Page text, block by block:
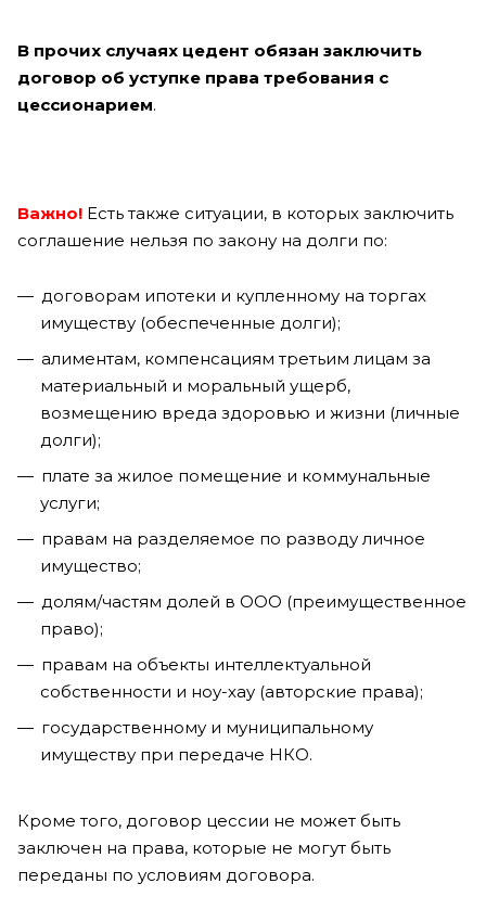
В прочих случаях цедент обязан заключить
договор об уступке права требования с
цессионарием.
Важно! Есть также ситуации, в которых заключить
соглашение нельзя по закону на долги по:
договорам ипотеки и купленному на торгах
имуществу (обеспеченные долги);
алиментам, компенсациям третьим лицам за
материальный и моральный ущерб,
возмещению вреда здоровью и жизни (личные
долги);
плате за жилое помещение и коммунальные
услуги;
правам на разделяемое по разводу личное
имущество;
долям/частям долей в ООО (преимущественное
право);
правам на объекты интеллектуальной
собственности и ноу-хау (авторские права);
государственному и муниципальному
имуществу при передаче НКО.
Кроме того, договор цессии не может быть
заключен на права, которые не могут быть
переданы по условиям договора.